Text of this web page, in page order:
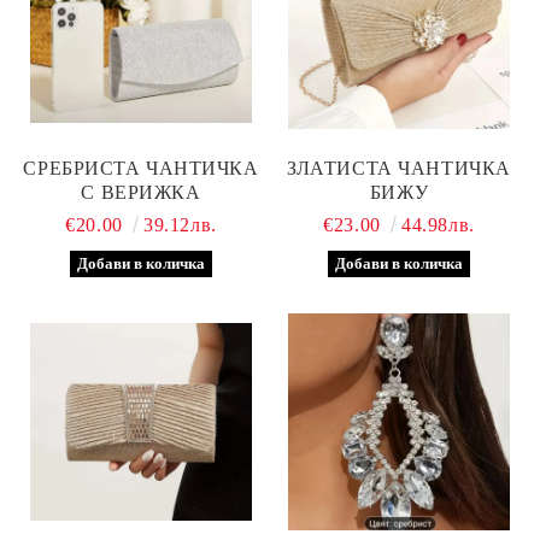
СРЕБРИСТА ЧАНТИЧКА
С ВЕРИЖКА
€20.00
39.12лв.
ЗЛАТИСТА ЧАНТИЧКА
БИЖУ
€23.00
44.98лв.